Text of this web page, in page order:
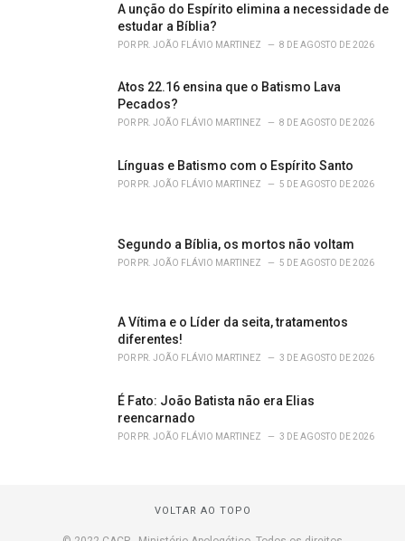
A unção do Espírito elimina a necessidade de
estudar a Bíblia?
POR PR. JOÃO FLÁVIO MARTINEZ 8 DE AGOSTO DE 2026
Atos 22.16 ensina que o Batismo Lava
Pecados?
POR PR. JOÃO FLÁVIO MARTINEZ 8 DE AGOSTO DE 2026
Línguas e Batismo com o Espírito Santo
POR PR. JOÃO FLÁVIO MARTINEZ 5 DE AGOSTO DE 2026
Segundo a Bíblia, os mortos não voltam
POR PR. JOÃO FLÁVIO MARTINEZ 5 DE AGOSTO DE 2026
A Vítima e o Líder da seita, tratamentos
diferentes!
POR PR. JOÃO FLÁVIO MARTINEZ 3 DE AGOSTO DE 2026
É Fato: João Batista não era Elias
reencarnado
POR PR. JOÃO FLÁVIO MARTINEZ 3 DE AGOSTO DE 2026
VOLTAR AO TOPO